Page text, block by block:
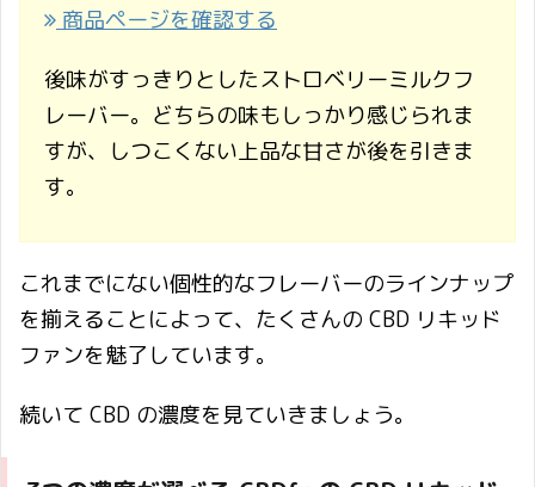
商品ページを確認する
後味がすっきりとしたストロベリーミルクフ
レーバー。どちらの味もしっかり感じられま
すが、しつこくない上品な甘さが後を引きま
す。
これまでにない個性的なフレーバーのラインナップ
を揃えることによって、たくさんの CBD リキッド
ファンを魅了しています。
続いて CBD の濃度を見ていきましょう。